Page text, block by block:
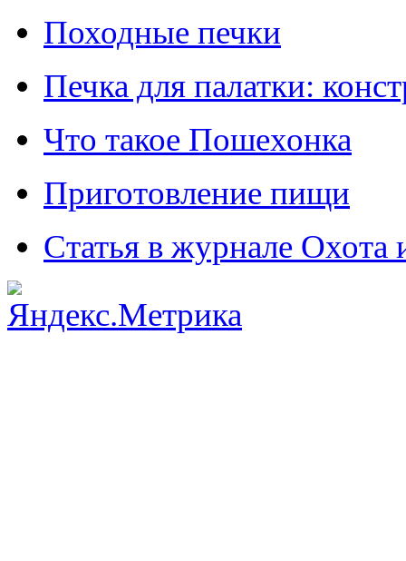
Походные печки
Печка для палатки:
Что такое Пошехонка
Приготовление пищи
Статья в журнале Охота